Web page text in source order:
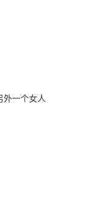
外一个女人